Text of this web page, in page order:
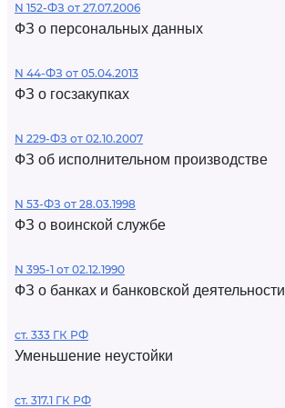
N 152-ФЗ от 27.07.2006
ФЗ о персональных данных
N 44-ФЗ от 05.04.2013
ФЗ о госзакупках
N 229-ФЗ от 02.10.2007
ФЗ об исполнительном производстве
N 53-ФЗ от 28.03.1998
ФЗ о воинской службе
N 395-1 от 02.12.1990
ФЗ о банках и банковской деятельности
ст. 333 ГК РФ
Уменьшение неустойки
ст. 317.1 ГК РФ